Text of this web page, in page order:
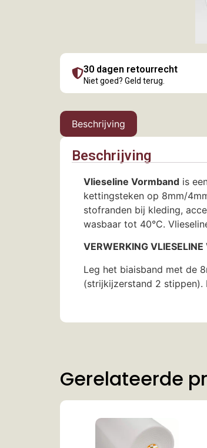
30 dagen retourrecht
Niet goed? Geld terug.
Beschrijving
Beschrijving
Vlieseline Vormband is
kettingsteken op 8mm/
stofranden bij kleding,
wasbaar tot 40°C.
VERWERKING
Leg het biaisband met de
(strijkijzerstand 2 stippen).
Gerelateerde